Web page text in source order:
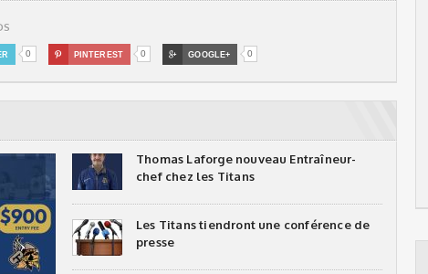
0  PINTEREST 0  GOOGLE+ 0
Thomas Laforge nouveau Entraîneur-
chef chez les Titans
Les Titans tiendront une conférence de
presse